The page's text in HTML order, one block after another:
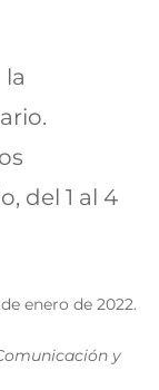
del 1 al 4
enero de 2022.
y